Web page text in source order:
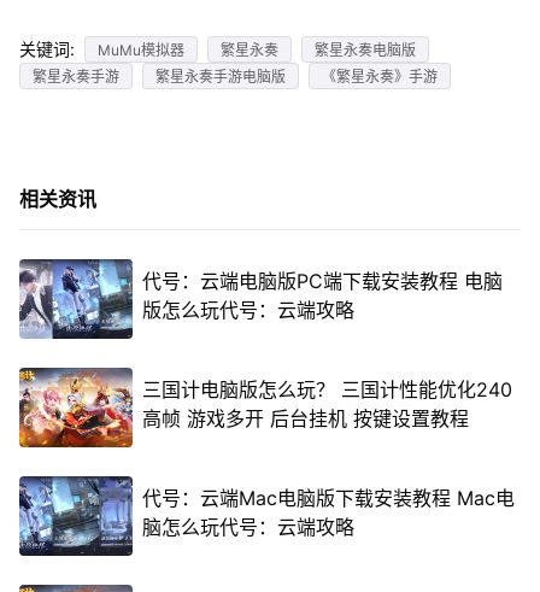
关键词: MuMu模拟器 繁星永奏
繁星永奏电脑版
繁星永奏手游
繁星永奏手游电脑版 《繁星永奏》手游
相关资讯
代号：云端电脑版PC端下载安装教程 电脑
版怎么玩代号：云端攻略
三国计电脑版怎么玩？ 三国计性能优化240
高帧 游戏多开 后台挂机 按键设置教程
代号：云端Mac电脑版下载安装教程 Mac电
脑怎么玩代号：云端攻略